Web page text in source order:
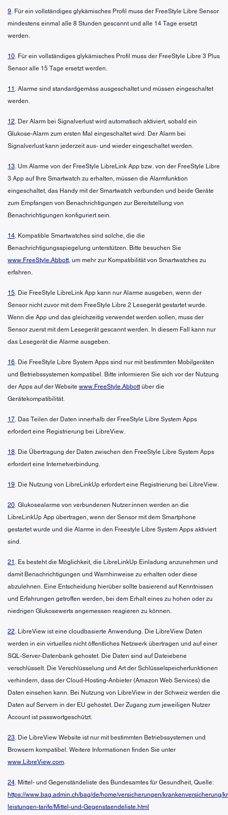
9. Für ein vollständiges glykämisches Profil muss der FreeStyle Libre Sensor
mindestens einmal alle 8 Stunden gescannt und alle 14 Tage ersetzt
werden.
10. Für ein vollständiges glykämisches Profil muss der FreeStyle Libre 3 Plus
Sensor alle 15 Tage ersetzt werden.
11 . Alarme sind standardgemäss ausgeschaltet und müssen eingeschaltet
werden.
12. Der Alarm bei Signalverlust wird automatisch aktiviert, sobald ein
Glukose-Alarm zum ersten Mal eingeschaltet wird. Der Alarm bei
Signalverlust kann jederzeit aus- und wieder eingeschaltet werden.
13. Um Alarme von der FreeStyle LibreLink App bzw. von der FreeStyle Libre
3 App auf Ihre Smartwatch zu erhalten, müssen die Alarmfunktion
eingeschaltet, das Handy mit der Smartwatch verbunden und beide Geräte
zum Empfangen von Benachrichtigungen zur Bereitstellung von
Benachrichtigungen konfiguriert sein.
14. Kompatible Smartwatches sind solche, die die
Benachrichtigungsspiegelung unterstützen. Bitte besuchen Sie
www.FreeStyle.Abbott, um mehr zur Kompatibilität von Smartwatches zu
erfahren.
15. Die FreeStyle LibreLink App kann nur Alarme ausgeben, wenn der
Sensor nicht zuvor mit dem FreeStyle Libre 2 Lesegerät gestartet wurde.
Wenn die App und das gleichzeitig verwendet werden sollen, muss der
Sensor zuerst mit dem Lesegerät gescannt werden. In diesem Fall kann nur
das Lesegerät die Alarme ausgeben.
16. Die FreeStyle Libre System Apps sind nur mit bestimmten Mobilgeräten
und Betriebssystemen kompatibel. Bitte informieren Sie sich vor der Nutzung
der Apps auf der Website www.FreeStyle.Abbott über die
Gerätekompatibilität.
17. Das Teilen der Daten innerhalb der FreeStyle Libre System Apps
erfordert eine Registrierung bei LibreView.
18. Die Übertragung der Daten zwischen den FreeStyle Libre System Apps
erfordert eine Internetverbindung.
19. Die Nutzung von LibreLinkUp erfordert eine Registrierung bei LibreView.
20. Glukosealarme von verbundenen Nutzer:innen werden an die
LibreLinkUp App übertragen, wenn der Sensor mit dem Smartphone
gestartet wurde und die Alarme in den Freestyle Libre System Apps aktiviert
sind.
21 . Es besteht die Möglichkeit, die LibreLinkUp Einladung anzunehmen und
damit Benachrichtigungen und Warnhinweise zu erhalten oder diese
abzulehnen. Eine Entscheidung hierüber sollte basierend auf Kenntnissen
und Erfahrungen getroffen werden, bei dem Erhalt eines zu hohen oder zu
niedrigen Glukosewerts angemessen reagieren zu können.
22. LibreView ist eine cloudbasierte Anwendung. Die LibreView Daten
werden in ein virtuelles nicht öffentliches Netzwerk übertragen und auf einer
SQL-Server-Datenbank gehostet. Die Daten sind auf Dateiebene
verschlüsselt. Die Verschlüsselung und Art der Schlüsselspeicherfunktionen
verhindern, dass der Cloud-Hosting-Anbieter (Amazon Web Services) die
Daten einsehen kann. Bei Nutzung von LibreView in der Schweiz werden die
Daten auf Servern in der EU gehostet. Der Zugang zum jeweiligen Nutzer
Account ist passwortgeschützt.
23. Die LibreView Website ist nur mit bestimmten Betriebssystemen und
Browsern kompatibel. Weitere Informationen finden Sie unter
www.LibreView.com.
24. Mittel- und Gegenständeliste des Bundesamtes für Gesundheit, Quelle:
https://www.bag.admin.ch/bag/de/home/versicherungen/krankenversicherung/
leistungen-tarife/Mittel-und-Gegenstaendeliste.html